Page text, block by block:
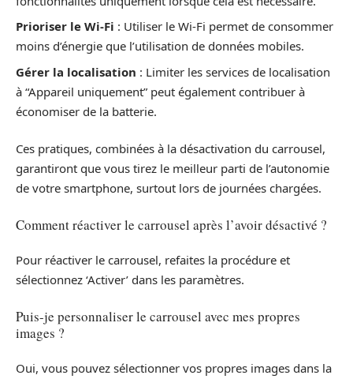
Prioriser le Wi-Fi : Utiliser le Wi-Fi permet de consommer
moins d’énergie que l’utilisation de données mobiles.
Gérer la localisation : Limiter les services de localisation
à “Appareil uniquement” peut également contribuer à
économiser de la batterie.
Ces pratiques, combinées à la désactivation du carrousel,
garantiront que vous tirez le meilleur parti de l’autonomie
de votre smartphone, surtout lors de journées chargées.
Comment réactiver le carrousel après l’avoir désactivé ?
Pour réactiver le carrousel, refaites la procédure et
sélectionnez ‘Activer’ dans les paramètres.
Puis-je personnaliser le carrousel avec mes propres
images ?
Oui, vous pouvez sélectionner vos propres images dans la